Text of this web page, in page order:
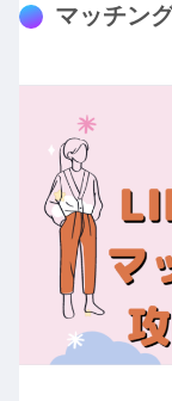
マッチン